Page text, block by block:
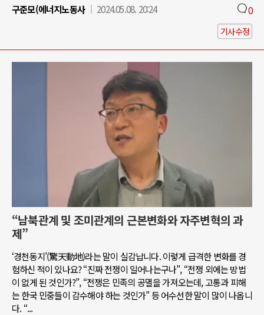
구준모(에너지노동사
2024.05.08. 20:24 0
기사수정
“남북관계 및 조미관계의 근본변화와 자주변혁의 과
제”
‘경천동지’(驚天動地)라는 말이 실감납니다. 이렇게 급격한 변화를 경
험하신 적이 있나요? “진짜 전쟁이 일어나는구나”, “전쟁 외에는 방법
이 없게 된 것인가?”, “전쟁은 민족의 공멸을 가져오는데, 고통과 피해
는 한국 민중들이 감수해야 하는 것인가” 등 어수선한 말이 많이 나옵니
다. “...